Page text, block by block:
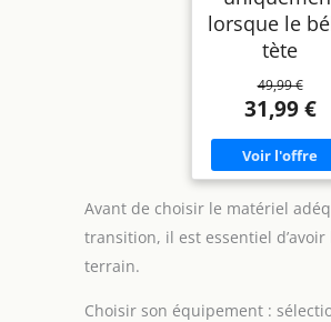
lorsque le
tète
49,99 €
31,99 €
Avant de choisir le matériel
transition, il est essentiel
terrain.
Choisir son équipement :